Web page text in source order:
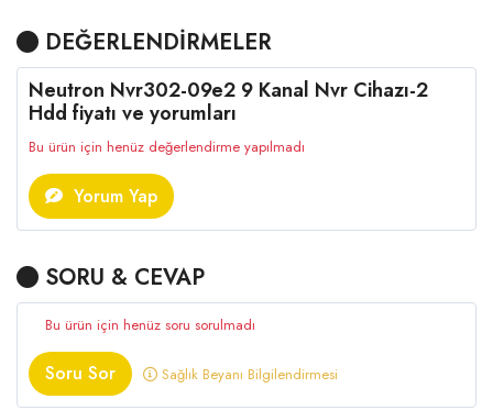
DEĞERLENDİRMELER
Neutron Nvr302-09e2 9 Kanal Nvr Cihazı-2
Hdd fiyatı ve yorumları
Bu ürün için henüz değerlendirme yapılmadı
Yorum Yap
SORU & CEVAP
Bu ürün için henüz soru sorulmadı
Soru Sor Sağlık Beyanı Bilgilendirmesi